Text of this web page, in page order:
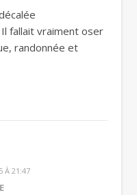
fallait vraiment oser
randonnée et
À 21:47